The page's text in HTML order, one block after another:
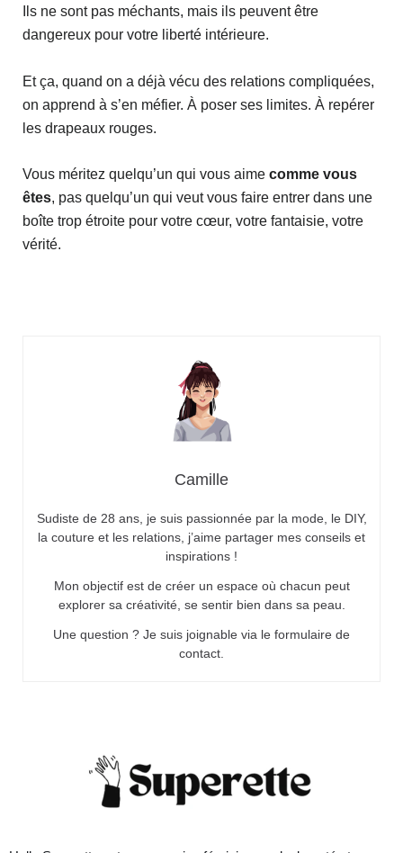
Ils ne sont pas méchants, mais ils peuvent être
dangereux pour votre liberté intérieure.
Et ça, quand on a déjà vécu des relations compliquées,
on apprend à s’en méfier. À poser ses limites. À repérer
les drapeaux rouges.
Vous méritez quelqu’un qui vous aime comme vous
êtes, pas quelqu’un qui veut vous faire entrer dans une
boîte trop étroite pour votre cœur, votre fantaisie, votre
vérité.
Camille
Sudiste de 28 ans, je suis passionnée par la mode, le DIY,
la couture et les relations, j’aime partager mes conseils et
inspirations !
Mon objectif est de créer un espace où chacun peut
explorer sa créativité, se sentir bien dans sa peau.
Une question ? Je suis joignable via le formulaire de
contact.